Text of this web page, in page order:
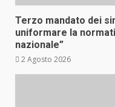
Terzo mandato dei
uniformare la
nazionale”
2 Agosto 2026